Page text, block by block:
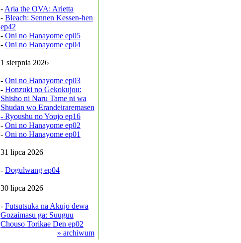
- Aria the OVA: Arietta
- Bleach: Sennen Kessen-hen
ep42
- Oni no Hanayome ep05
- Oni no Hanayome ep04
1 sierpnia 2026
- Oni no Hanayome ep03
- Honzuki no Gekokujou:
Shisho ni Naru Tame ni wa
Shudan wo Erandeiraremasen
- Ryoushu no Youjo ep16
- Oni no Hanayome ep02
- Oni no Hanayome ep01
31 lipca 2026
- Dogulwang ep04
30 lipca 2026
- Futsutsuka na Akujo dewa
Gozaimasu ga: Suuguu
Chouso Torikae Den ep02
» archiwum